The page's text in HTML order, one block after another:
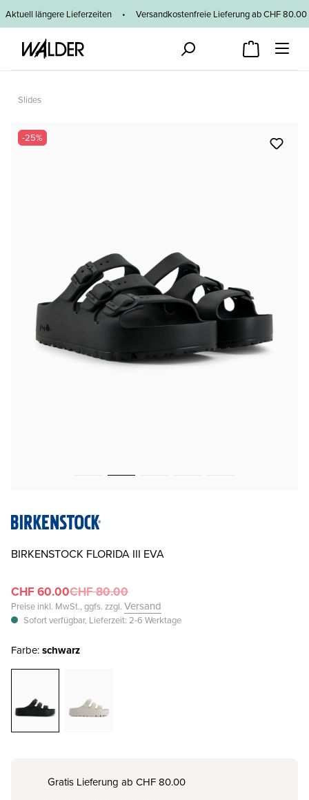
Zum Hauptinhalt springen
Aktuell längere Lieferzeiten • Versandkostenfreie Lieferung ab CHF
Slides
Bildergalerie überspringen
-25%
BIRKENSTOCK FLORIDA III EVA
CHF 60.00CHF 80.00
Preise inkl. MwSt., ggfs. zzgl. Versand
Sofort verfügbar, Lieferzeit: 2-6 Werktage
Farbe:schwarz
Gratis Lieferung ab CHF 80.00